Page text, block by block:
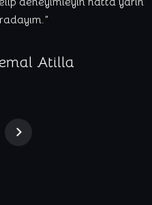
Atilla